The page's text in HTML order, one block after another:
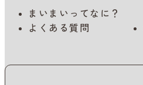
まいまいってなに？
よくある質問